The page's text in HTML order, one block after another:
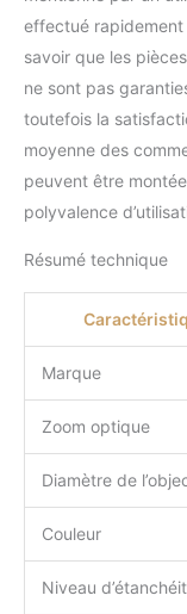
effectué
savoir que les
ne sont pas
toutefois la
moyenne des
peuvent être
polyvalence
Résumé technique
Marque
Zoom optique
Diamètre de
Couleur
Niveau